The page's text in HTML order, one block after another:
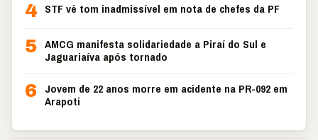
4 STF vê tom inadmissível em nota de chefes da PF
5 AMCG manifesta solidariedade a Piraí do Sul e
Jaguariaíva após tornado
6 Jovem de 22 anos morre em acidente na PR-092 em
Arapoti